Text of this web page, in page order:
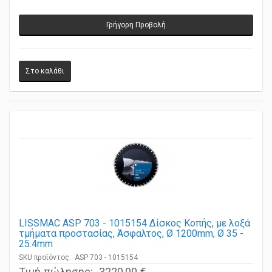
LISSMAC ASP 703 - 1015154 Δίσκος Κοπής, με λοξά
τμήματα προστασίας, Άσφαλτος, Ø 1200mm, Ø 35 -
25.4mm
SKU προϊόντος: ASP 703 - 1015154